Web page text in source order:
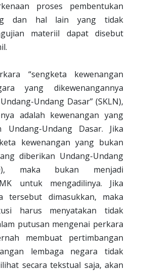
proses pembentukan
dan hal lain yang tidak
materiil dapat disebut
“sengketa kewenangan
yang dikewenangannya
Undang Dasar” (SKLN),
adalah kewenangan yang
Undang-Undang Dasar. Jika
kewenangan yang bukan
diberikan Undang-Undang
maka bukan menjadi
untuk mengadilinya. Jika
tersebut dimasukkan, maka
harus menyatakan tidak
putusan mengenai perkara
membuat pertimbangan
lembaga negara tidak
secara tekstual saja, akan